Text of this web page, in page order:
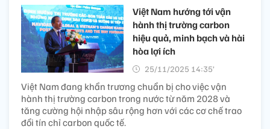
Việt Nam hướng tới vận
hành thị trường carbon
hiệu quả, minh bạch và hài
hòa lợi ích
25/11/2025 14:35’
Việt Nam đang khẩn trương chuẩn bị cho việc vận
hành thị trường carbon trong nước từ năm 2028 và
tăng cường hội nhập sâu rộng hơn với các cơ chế trao
đổi tín chỉ carbon quốc tế.